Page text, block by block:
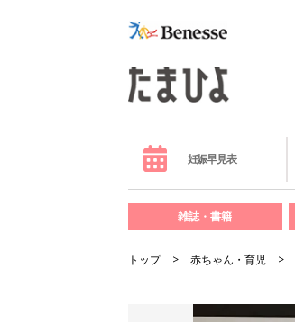
妊娠早見表
雑誌・書籍
トップ 赤ちゃん・育児